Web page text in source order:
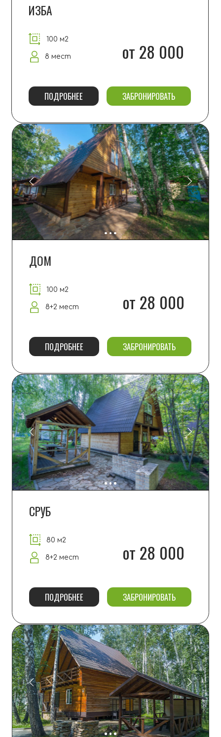
от 30 000
8 мест
100 м2
ЗАБРОНИРОВАТЬ
ПОДРОБНЕЕ
ПОМЕСТЬЕ
от 40 000
150 м2
ЗАБРОНИРОВАТЬ
ПОДРОБНЕЕ
200 м2
ЗАБРОНИРОВАТЬ
ПОДРОБНЕЕ
ТЕРЕМ